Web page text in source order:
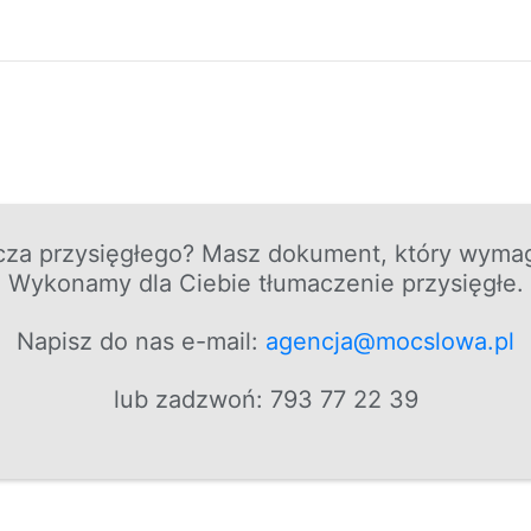
przysięgłego? Masz dokument, który
Wykonamy dla Ciebie tłumaczenie przysięgłe.
Napisz do nas e-mail: agencja@mocslowa.pl
lub zadzwoń: 793 77 22 39